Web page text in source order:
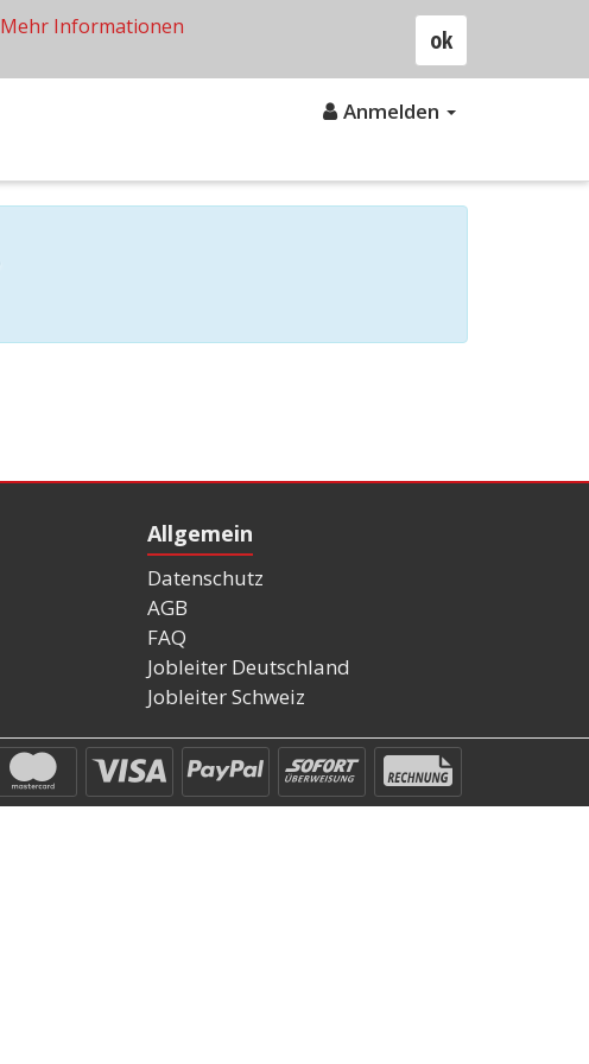
Anmelden
Allgemein
Datenschutz
AGB
FAQ
Jobleiter Deutschland
Jobleiter Schweiz
ok
Mehr Informationen